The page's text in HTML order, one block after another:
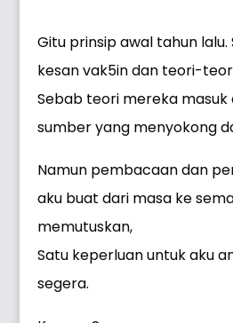
Gitu prinsip awal tahun
kesan vak5in dan teori-
Sebab teori mereka masuk
sumber yang menyokong
Namun pembacaan dan
aku buat dari masa ke
memutuskan,
Satu keperluan untuk aku
segera.